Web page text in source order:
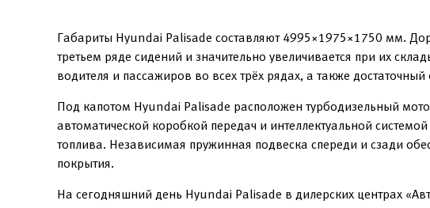
Габариты Hyundai Palisade составляют 4995×1975×1750 мм.
третьем ряде сидений и значительно увеличивается при их
водителя и пассажиров во всех трёх рядах, а также
Под капотом Hyundai Palisade расположен турбодизельный
автоматической коробкой передач и интеллектуальной
топлива. Независимая пружинная подвеска спереди и сзади
покрытия.
На сегодняшний день Hyundai Palisade в дилерских центрах